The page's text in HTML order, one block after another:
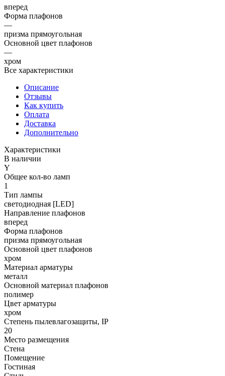
вперед
Форма плафонов
—
призма прямоугольная
Основной цвет плафонов
—
хром
Все характеристики
Описание
Отзывы
Как купить
Оплата
Доставка
Дополнительно
Характеристики
В наличии
Y
Общее кол-во ламп
1
Тип лампы
светодиодная [LED]
Направление плафонов
вперед
Форма плафонов
призма прямоугольная
Основной цвет плафонов
хром
Материал арматуры
металл
Основной материал плафонов
полимер
Цвет арматуры
хром
Степень пылевлагозащиты, IP
20
Место размещения
Стена
Помещение
Гостиная